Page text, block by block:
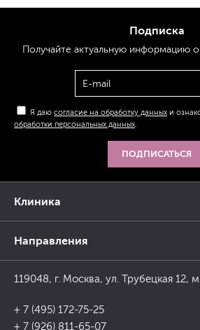
Клиника
Направления
119048, г. Москва, ул. Трубецкая 12,
+ 7 (495) 172-75-25
+ 7 (926) 811-65-07
Подписка
Получайте актуальнуюинформациюо
Я даю согласие на обработку данных и
обработки персональных данных
ПОДПИСАТЬСЯ